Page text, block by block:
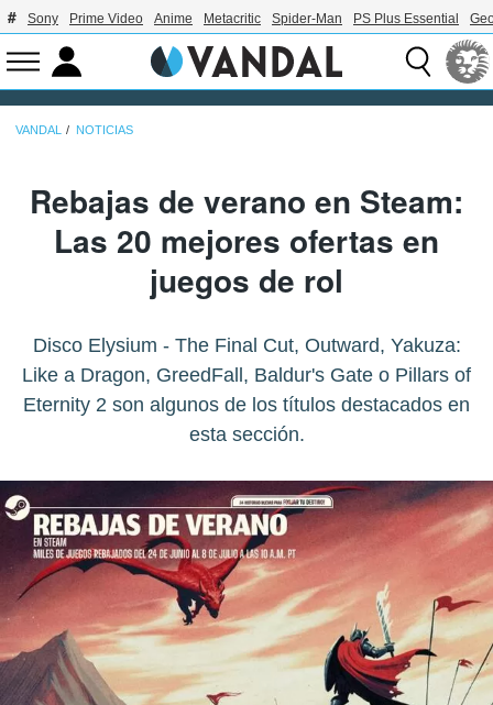
Sony Prime Video Anime Metacritic Spider-Man PS Plus Essential
VANDAL NOTICIAS
Rebajas de verano en Steam:
Las 20 mejores ofertas en
juegos de rol
Disco Elysium - The Final Cut, Outward, Yakuza:
Like a Dragon, GreedFall, Baldur's Gate o Pillars of
Eternity 2 son algunos de los títulos destacados en
esta sección.